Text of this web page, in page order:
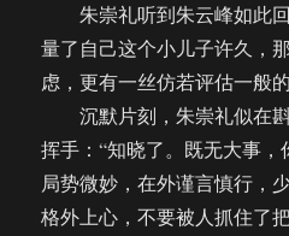
朱崇礼听到朱云峰如此回
量了自己这个小儿子许久，
虑，更有一丝仿若评估一般的
沉默片刻，朱崇礼似在斟
挥手：“知晓了。既无大事
局势微妙，在外谨言慎行，
格外上心，不要被人抓住了